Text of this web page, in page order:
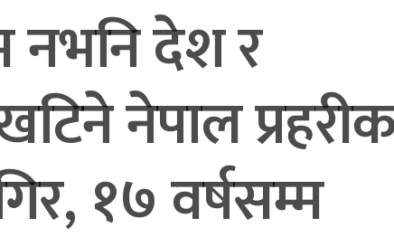
नभनि देश र
नेपाल
१७ वर्षसम्म